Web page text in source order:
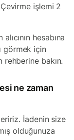
işlemi 2
hesabına
görmek için
bakın.
ne zaman
İadenin size
olduğunuza